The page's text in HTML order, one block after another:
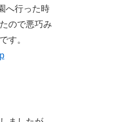
へ行った時
ので悪巧み
す。